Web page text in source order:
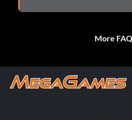
More FAQ